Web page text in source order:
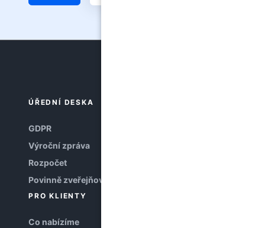
ÚŘEDNÍ DESKA
GDPR
Výroční zpráva
Rozpočet
Povinně zveřejňované informace
PRO KLIENTY
Co nabízíme